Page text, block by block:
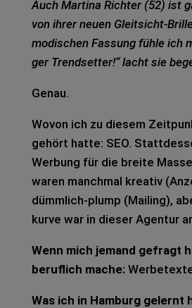
Auch Mar­ti­na Rich­ter (52) ist
von ihrer neuen Gleit­sicht-
modi­schen Fas­sung fühle ich
ger Trend­set­ter!“ lacht sie
Genau.
Wovon ich zu die­sem
gehört hatte: SEO.
Wer­bung für die brei­te
waren manch­mal krea­tiv
dümm­lich-plump (Mai­ling),
kur­ve war in die­ser Agen­tur
Wenn mich jemand gefragt
beruf­lich mache:
Was ich in Ham­burg gelernt